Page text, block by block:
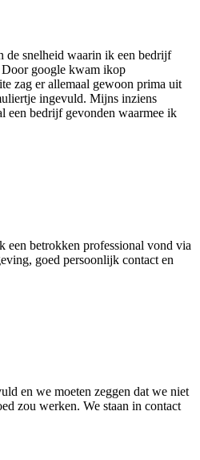
de snelheid waarin ik een bedrijf
Door google kwam ikop
zag er allemaal gewoon prima uit
ingevuld. Mijns inziens
een bedrijf gevonden waarmee ik
een betrokken professional vond via
goed persoonlijk contact en
en we moeten zeggen dat we niet
zou werken. We staan in contact